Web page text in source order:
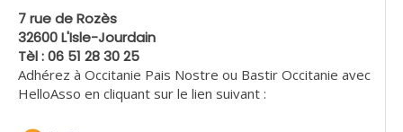
7 rue de Rozès
32600 L'Isle-Jourdain
Tèl : 06 51 28 30 25
Adhérez à Occitanie Pais Nostre ou Bastir Occitanie avec
HelloAsso en cliquant sur le lien suivant :